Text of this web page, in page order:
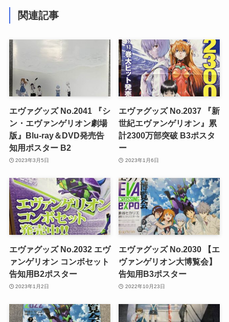
関連記事
エヴァグッズ No.2041 『シ
ン・エヴァンゲリオン劇場
版』Blu-ray＆DVD発売告
知用ポスター B2
2023年3月5日
エヴァグッズ No.2037 『新
世紀エヴァンゲリオン』累
計2300万部突破 B3ポスタ
ー
2023年1月6日
エヴァグッズ No.2032 エヴ
ァンゲリオン コンボセット
告知用B2ポスター
2023年1月2日
エヴァグッズ No.2030 【エ
ヴァンゲリオン大博覧会】
告知用B3ポスター
2022年10月23日